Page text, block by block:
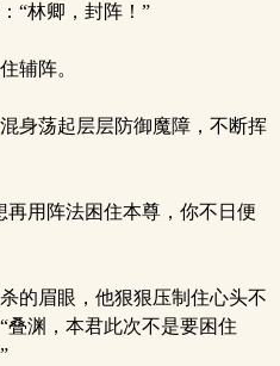
“林卿，封阵！”
辅阵。
身荡起层层防御魔障，不断挥
用阵法困住本尊，你不日便
的眉眼，他狠狠压制住心头不
叠渊，本君此次不是要困住